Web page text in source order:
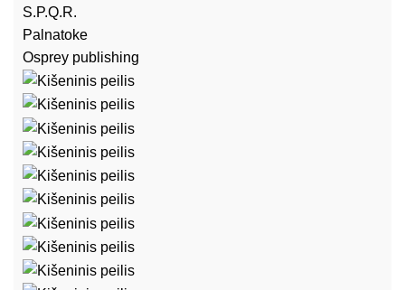
S.P.Q.R.
Palnatoke
Osprey publishing